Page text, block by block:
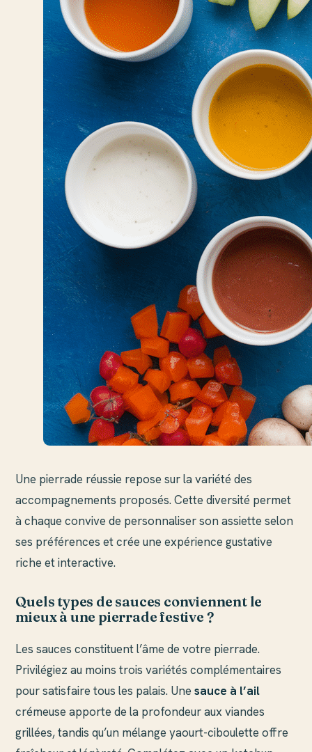
Une pierrade réussie repose sur la variété des
accompagnements proposés. Cette diversité permet
à chaque convive de personnaliser son assiette selon
ses préférences et crée une expérience gustative
riche et interactive.
Quels types de sauces conviennent le
mieux à une pierrade festive ?
Les sauces constituent l’âme de votre pierrade.
Privilégiez au moins trois variétés complémentaires
pour satisfaire tous les palais. Unesauce à l’ail
crémeuse apporte de la profondeur aux viandes
grillées, tandis qu’un mélange yaourt-ciboulette offre